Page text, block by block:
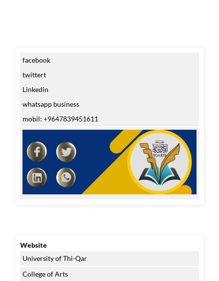
facebook
twittert
Linkedin
whatsapp business
mobil: +9647839451611
Website
University of Thi-Qar
College of Arts